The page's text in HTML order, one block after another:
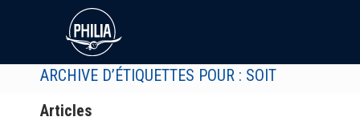
ARCHIVE D’ÉTIQUETTES POUR : SOIT
Articles